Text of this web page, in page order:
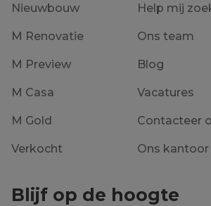
Nieuwbouw
M Renovatie
M Preview
M Casa
M Gold
Verkocht
Help mij
Ons team
Blog
Vacatures
Contacteer
Ons kantoor
Blijf op de hoogte